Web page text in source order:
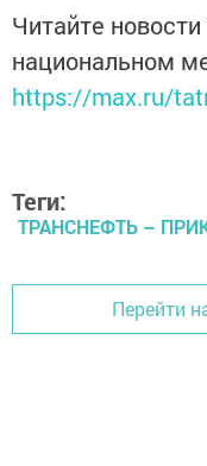
Читайте
национальном
https://max.ru/
Теги:
ТРАНСНЕФТЬ –
Перейти